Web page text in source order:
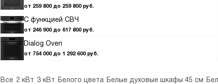
от 259 800 до 259 800 руб.
С функцией СВЧ
от 246 900 до 617 800 руб.
Dialog Oven
от 754 000 до 1 292 600 руб.
Все 2 кВт 3 кВт Белого цвета Белые духовые шкафы 45 см